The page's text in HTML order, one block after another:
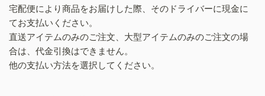
宅配便により商品をお届けした際、そのドライバーに現金に
てお支払いください。
直送アイテムのみのご注文、大型アイテムのみのご注文の場
合は、代金引換はできません。
他の支払い方法を選択してください。